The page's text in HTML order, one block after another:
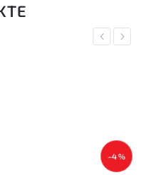
Previous
–4 %
Next